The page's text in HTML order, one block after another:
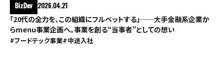
BizDev 2026.04.21
「20代の全力を、この組織にフルベットする」──大手金融系企業か
らmenu事業企画へ。事業を創る“当事者”としての想い
#フードテック事業#中途入社